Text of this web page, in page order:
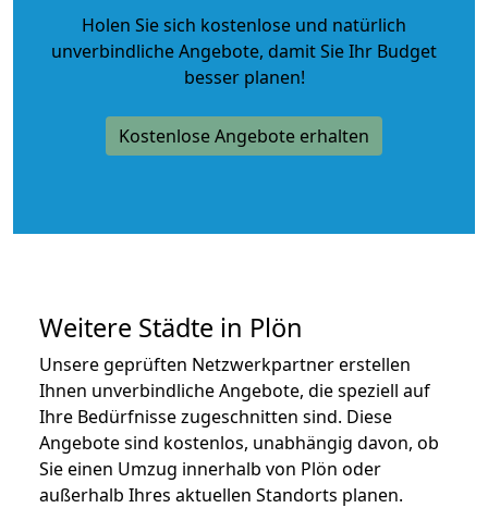
Holen Sie sich kostenlose und natürlich
unverbindliche Angebote, damit Sie Ihr Budget
besser planen!
Kostenlose Angebote erhalten
Weitere Städte in Plön
Unsere geprüften Netzwerkpartner erstellen
Ihnen unverbindliche Angebote, die speziell auf
Ihre Bedürfnisse zugeschnitten sind. Diese
Angebote sind kostenlos, unabhängig davon, ob
Sie einen Umzug innerhalb von Plön oder
außerhalb Ihres aktuellen Standorts planen.